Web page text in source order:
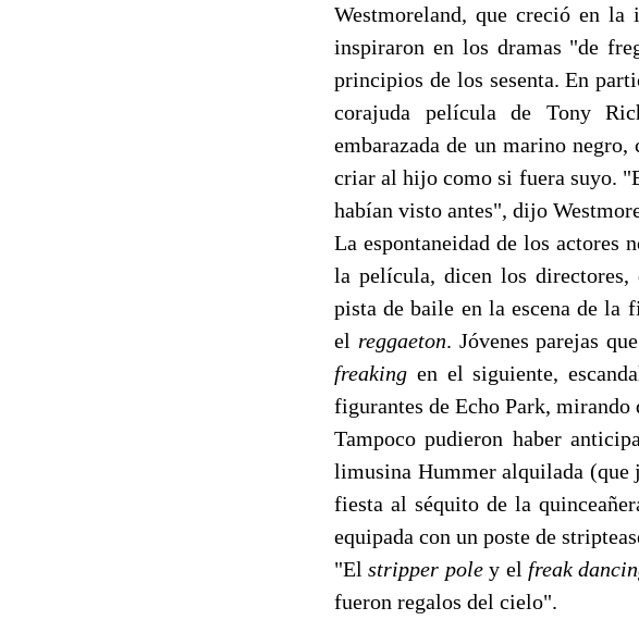
Westmoreland, que creció en
inspiraron en los dramas "de
principios de los sesenta. En
corajuda película de Tony
embarazada de un marino
criar al hijo como si fuera suyo.
habían visto antes", dijo
La espontaneidad de los actores
la película, dicen los directores,
pista de baile en la escena de la
el reggaeton. Jóvenes parejas
freaking en el siguiente,
figurantes de Echo Park, mirando
Tampoco pudieron haber
limusina Hummer alquilada (que
fiesta al séquito de la
equipada con un poste de
"Elstripper poley el freak
fueron regalos del cielo".